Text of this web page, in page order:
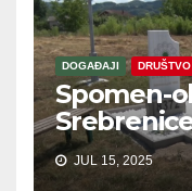
DOGAĐAJI DRUŠTVO
Spomen-
JUL 15, 2025